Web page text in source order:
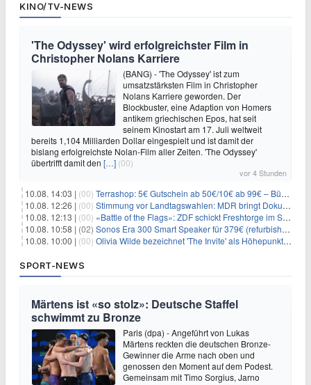
KINO/TV-NEWS
'The Odyssey' wird erfolgreichster Film in
Christopher Nolans Karriere
(BANG) - 'The Odyssey' ist zum
umsatzstärksten Film in Christopher
Nolans Karriere geworden. Der
Blockbuster, eine Adaption von Homers
antikem griechischen Epos, hat seit
seinem Kinostart am 17. Juli weltweit
bereits 1,104 Milliarden Dollar eingespielt und ist damit der
bislang erfolgreichste Nolan-Film aller Zeiten. 'The Odyssey'
übertrifft damit den […] (00)
vor 4 Stunden
10.08. 14:03 | (00) Terrashop: 5€ Gutschein ab 50€/10€ ab 99€ – Bücher & Co ab 99 Cent
10.08. 12:26 | (00) Stimmung vor Landtagswahlen: MDR bringt Doku «Wut. Hüben wie drüben»
10.08. 12:13 | (00) «Battle of the Flags»: ZDF schickt Freshtorge im September On Air
10.08. 10:58 | (02) Sonos Era 300 Smart Speaker für 379€ (refurbished 309€) – Dolby Atmos, BT/WLAN, 3D-Audio, schwarz od. weiß
10.08. 10:00 | (00) Olivia Wilde bezeichnet 'The Invite' als Höhepunkt ihrer Karriere
SPORT-NEWS
Märtens ist «so stolz»: Deutsche Staffel
schwimmt zu Bronze
Paris (dpa) - Angeführt von Lukas
Märtens reckten die deutschen Bronze-
Gewinner die Arme nach oben und
genossen den Moment auf dem Podest.
Gemeinsam mit Timo Sorgius, Jarno